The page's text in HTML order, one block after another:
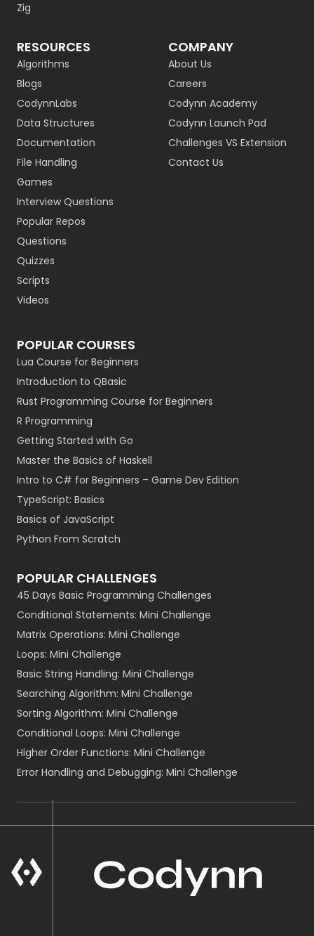
Zig
RESOURCES
Algorithms
Blogs
CodynnLabs
Data Structures
Documentation
File Handling
Games
Interview Questions
Popular Repos
Questions
Quizzes
Scripts
Videos
COMPANY
About Us
Careers
Codynn Academy
Codynn Launch Pad
Challenges VS Extension
Contact Us
POPULAR COURSES
Lua Course for Beginners
Introduction to QBasic
Rust Programming Course for Beginners
R Programming
Getting Started with Go
Master the Basics of Haskell
Intro to C# for Beginners – Game Dev Edition
TypeScript: Basics
Basics of JavaScript
Python From Scratch
POPULAR CHALLENGES
45 Days Basic Programming Challenges
Conditional Statements: Mini Challenge
Matrix Operations: Mini Challenge
Loops: Mini Challenge
Basic String Handling: Mini Challenge
Searching Algorithm: Mini Challenge
Sorting Algorithm: Mini Challenge
Conditional Loops: Mini Challenge
Higher Order Functions: Mini Challenge
Error Handling and Debugging: Mini Challenge